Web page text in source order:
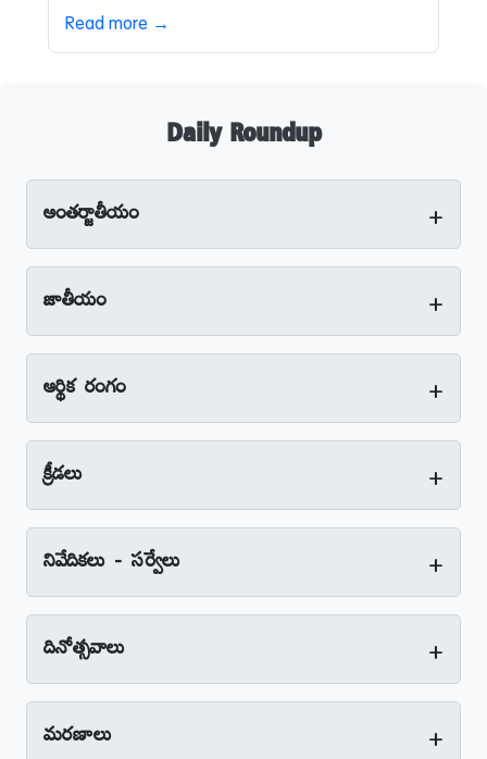
Read more →
Daily Roundup
అంతర్జాతీయం +
జాతీయం +
ఆర్థిక రంగం +
క్రీడలు +
నివేదికలు - సర్వేలు +
దినోత్సవాలు +
మరణాలు +